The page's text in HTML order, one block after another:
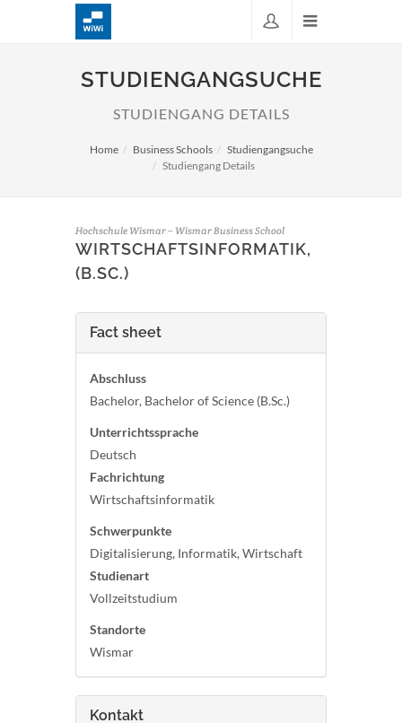
STUDIENGANGSUCHE
STUDIENGANG DETAILS
Home Business Schools
Studiengangsuche
Studiengang Details
Hochschule Wismar – Wismar Business School
WIRTSCHAFTSINFORMATIK,
(B.SC.)
Fact sheet
Abschluss
Bachelor, Bachelor of Science (B.Sc.)
Unterrichtssprache
Deutsch
Fachrichtung
Wirtschaftsinformatik
Schwerpunkte
Digitalisierung, Informatik, Wirtschaft
Studienart
Vollzeitstudium
Standorte
Wismar
Kontakt